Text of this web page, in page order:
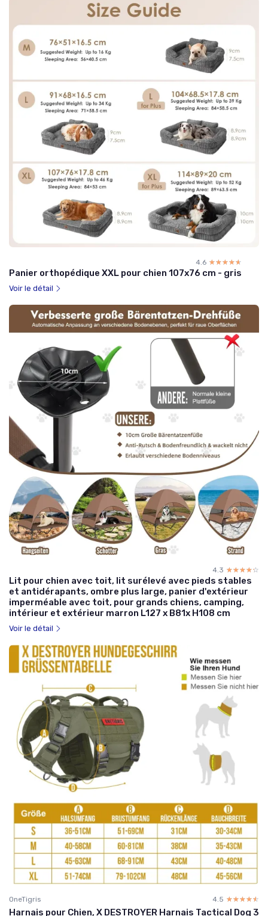
4.6 ☆☆☆☆☆
★★★★★
Panier orthopédique XXL pour chien 107x76 cm - gris
Voir le détail
4.3 ☆☆☆☆☆
★★★★★
Lit pour chien avec toit, lit surélevé avec pieds stables
et antidérapants, ombre plus large, panier d'extérieur
imperméable avec toit, pour grands chiens, camping,
intérieur et extérieur marron L127 x B81x H108 cm
Voir le détail
OneTigris 4.5 ☆☆☆☆☆
★★★★★
Harnais pour Chien, X DESTROYER Harnais Tactical Dog 3